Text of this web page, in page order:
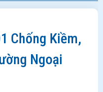
Chống Kiềm,
Ngoại